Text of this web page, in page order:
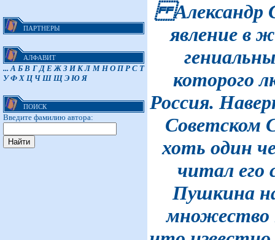
ПАРТНЕРЫ
АЛФАВИТ
... А Б В Г Д Е Ж З И К Л М Н О П Р С Т
У Ф Х Ц Ч Ш Щ Э Ю Я
ПОИСК
Введите фамилию автора:
Александр
явление в
которого
Россия.
Советском
хоть один
читал
Пушкина
множество